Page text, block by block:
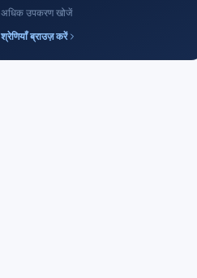
अधिक उपकरण खोजें
श्रेणियाँ ब्राउज़ करें